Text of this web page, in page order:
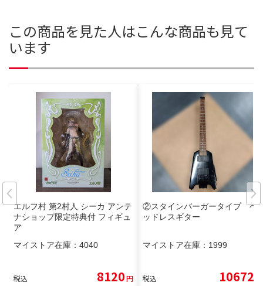
この商品を見た人はこんな商品も見て
います
エルフ村 第2村人 シーカ アンテ
ナショップ限定特典付 フィギュ
ア
マイストア在庫： 4040
税込 8120円
②スタインバーガータイプ ヘ
ッドレスギター
マイストア在庫： 1999
税込 10672